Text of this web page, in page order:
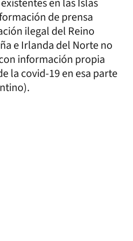
de prensa
ilegal del Reino
e Irlanda del Norte no
información propia
la covid-19 en esa parte